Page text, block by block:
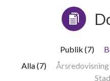
Publik (7)
Alla (7)
Årsredovisning